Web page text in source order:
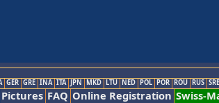
GER GRE INA ITA JPN MKD LTU NED POL POR ROU RUS
Pictures FAQ Online Registration Swiss-